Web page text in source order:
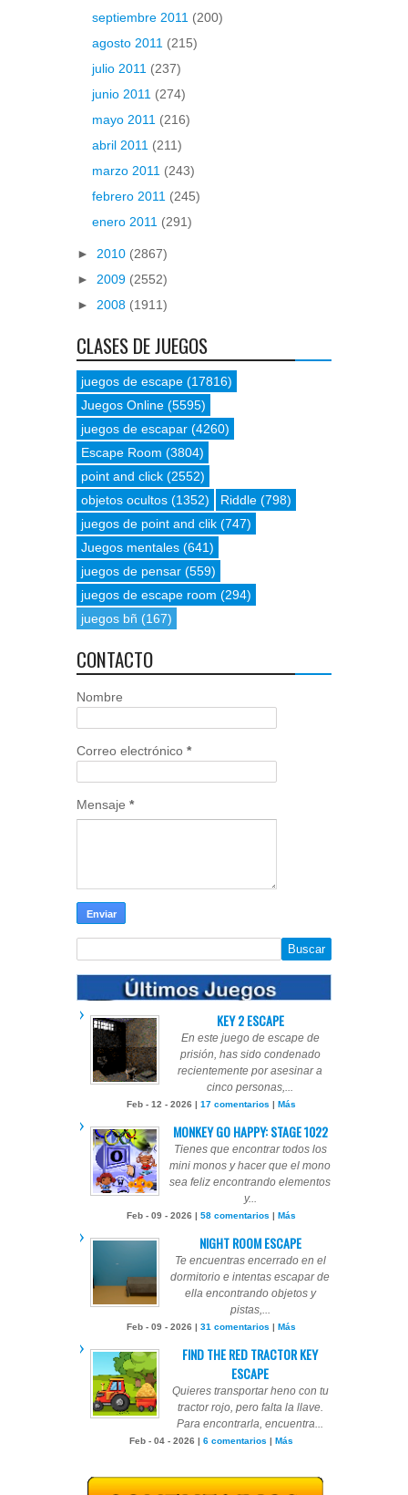
septiembre 2011 (200)
agosto 2011 (215)
julio 2011 (237)
junio 2011 (274)
mayo 2011 (216)
abril 2011 (211)
marzo 2011 (243)
febrero 2011 (245)
enero 2011 (291)
► 2010 (2867)
► 2009 (2552)
► 2008 (1911)
CLASES DE JUEGOS
juegos de escape (17816)
Juegos Online (5595)
juegos de escapar (4260)
Escape Room (3804)
point and click (2552)
objetos ocultos (1352) Riddle (798)
juegos de point and clik (747)
Juegos mentales (641)
juegos de pensar (559)
juegos de escape room (294)
juegos bñ (167)
CONTACTO
Nombre
Correo electrónico *
Mensaje *
KEY 2 ESCAPE
En este juego de escape de
prisión, has sido condenado
recientemente por asesinar a
cinco personas,...
Feb - 12 - 2026 | 17 comentarios | Más
MONKEY GO HAPPY: STAGE 1022
Tienes que encontrar todos los
mini monos y hacer que el mono
sea feliz encontrando elementos
y...
Feb - 09 - 2026 | 58 comentarios | Más
NIGHT ROOM ESCAPE
Te encuentras encerrado en el
dormitorio e intentas escapar de
ella encontrando objetos y
pistas,...
Feb - 09 - 2026 | 31 comentarios | Más
FIND THE RED TRACTOR KEY
ESCAPE
Quieres transportar heno con tu
tractor rojo, pero falta la llave.
Para encontrarla, encuentra...
Feb - 04 - 2026 | 6 comentarios | Más